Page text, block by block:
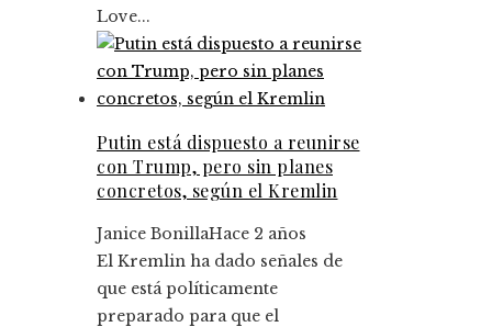
Love...
Putin está dispuesto a reunirse
con Trump, pero sin planes
concretos, según el Kremlin
Janice BonillaHace 2 años
El Kremlin ha dado señales de
que está políticamente
preparado para que el